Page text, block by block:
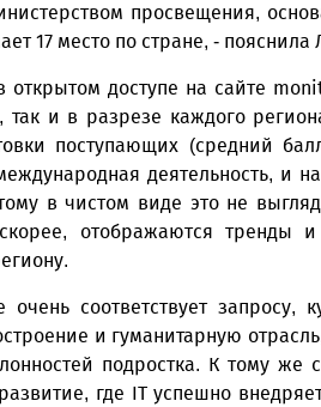
просвещения,
17 место по стране, -
доступе на сайте
и в разрезе каждого
поступающих (средний
деятельность, и
в чистом виде это не
отоб­ражаются тренды и
соответствует запросу,
и гуманитарную
подростка. К тому же
где IT успешно